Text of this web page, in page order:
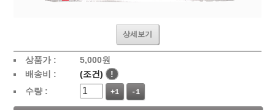
상세보기
상품가 : 5,000원
배송비 :
(조건)
!
수량 :
+1 -1